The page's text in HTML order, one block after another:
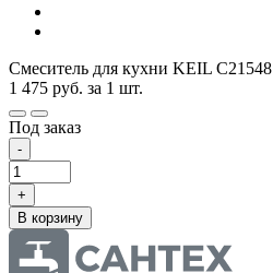
Смеситель для кухни KEIL C21548
1 475 руб. за 1 шт.
Под заказ
-
+
В корзину